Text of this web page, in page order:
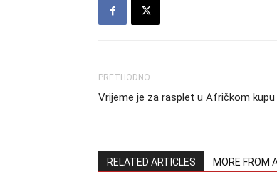
PRETHODNO
Vrijeme je za rasplet u Afričkom kupu
RELATED ARTICLES MORE FROM